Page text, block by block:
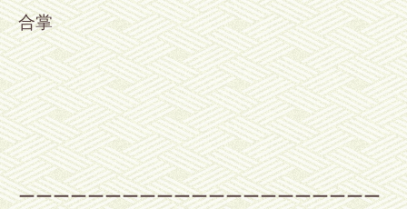
合掌
ーーーーーーーーーーーーーーーーーーーーー